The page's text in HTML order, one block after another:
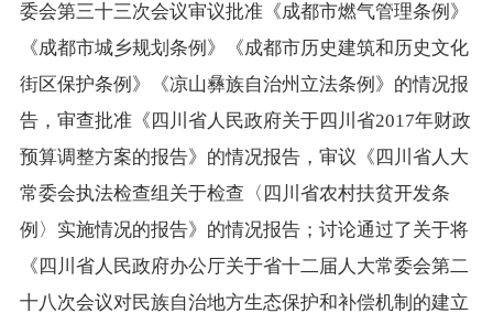
委会第三十三次会议审议批准《成都市燃气管理条例》
《成都市城乡规划条例》《成都市历史建筑和历史文化
街区保护条例》《凉山彝族自治州立法条例》的情况报
告，审查批准《四川省人民政府关于四川省2017年财政
预算调整方案的报告》的情况报告，审议《四川省人大
常委会执法检查组关于检查〈四川省农村扶贫开发条
例〉实施情况的报告》的情况报告；讨论通过了关于将
《四川省人民政府办公厅关于省十二届人大常委会第二
十八次会议对民族自治地方生态保护和补偿机制的建立